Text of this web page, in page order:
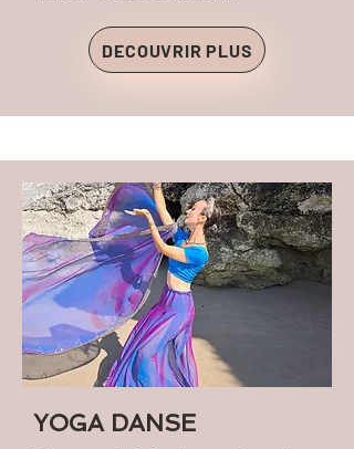
DECOUVRIR PLUS
YOGA DANSE